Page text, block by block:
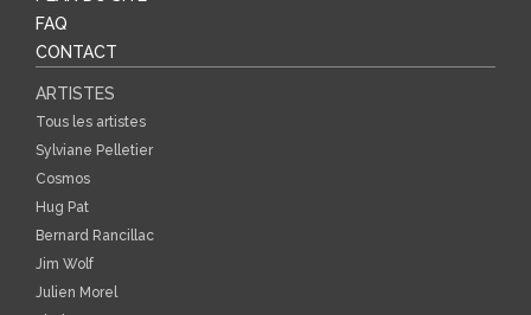
FAQ
CONTACT
ARTISTES
Tous les artistes
Sylviane Pelletier
Cosmos
Hug Pat
Bernard Rancillac
Jim Wolf
Julien Morel